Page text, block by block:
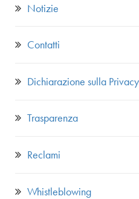
Notizie
Contatti
Dichiarazione sulla
Trasparenza
Reclami
Whistleblowing